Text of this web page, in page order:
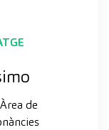
Àrea de